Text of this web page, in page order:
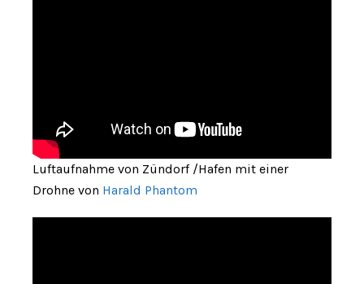
Luftaufnahme von Zündorf /Hafen mit einer
Drohne von Harald Phantom